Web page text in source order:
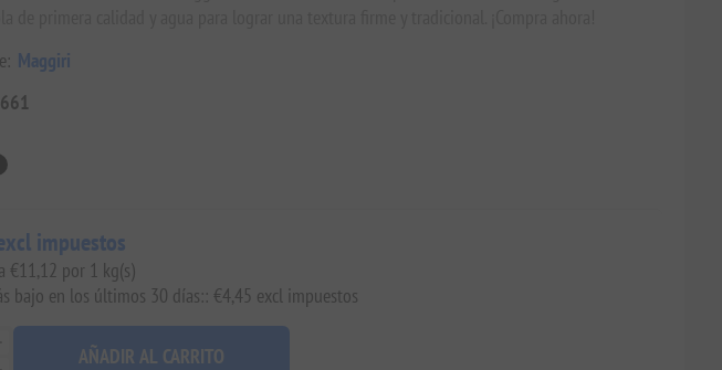
Maggiri
impuestos
€11,12 por 1 kg(s)
bajo en los últimos 30 días:: €4,45 excl impuestos
AÑADIR AL CARRITO